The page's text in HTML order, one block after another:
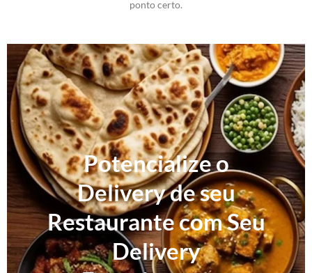
ponto certo.
Potencialize o
Delivery de seu
Restaurante com Seu
Delivery